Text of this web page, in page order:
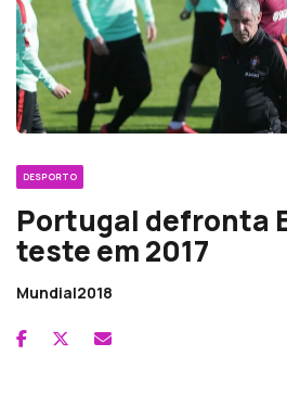
DESPORTO
Portugal defronta
teste em 2017
Mundial2018